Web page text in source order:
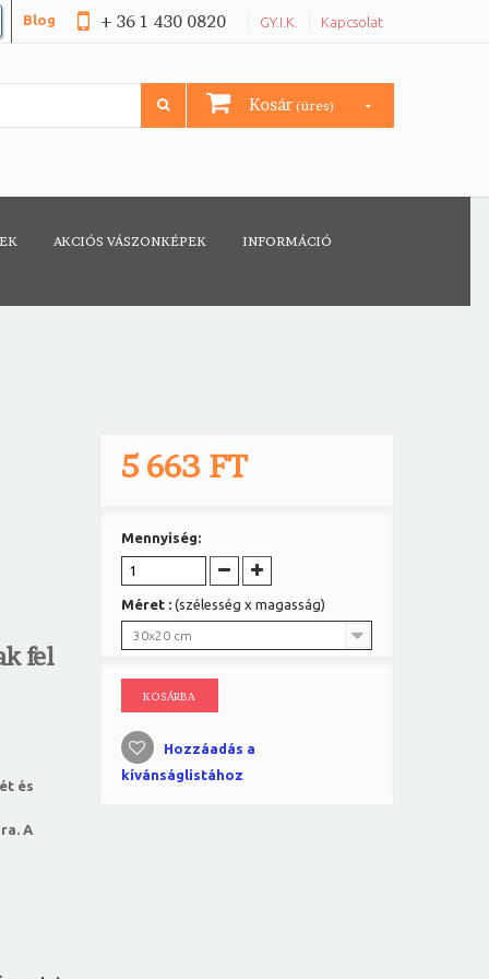
GY.I.K. Kapcsolat
+ 36 1 430 0820
Blog
Kosár (üres)
AKCIÓS VÁSZONKÉPEK INFORMÁCIÓ
fel
és
A
5 663 FT
Mennyiség:
Méret : (szélesség x magasság)
30x20 cm
KOSÁRBA
Hozzáadás a
kívánságlistához